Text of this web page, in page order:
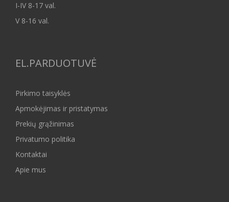
I-IV 8-17 val.
V 8-16 val.
EL.PARDUOTUVĖ
Pirkimo taisyklės
Apmokėjimas ir pristatymas
Prekių grąžinimas
Privatumo politika
Kontaktai
Apie mus